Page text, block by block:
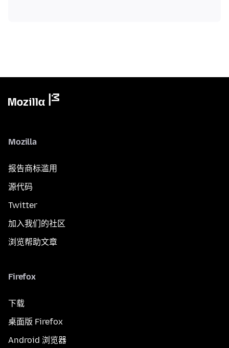
Mozilla
报告商标滥用
源代码
Twitter
加入我们的社区
浏览帮助文章
Firefox
下载
桌面版 Firefox
Android 浏览器